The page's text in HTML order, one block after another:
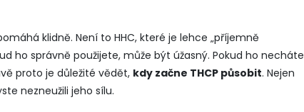
klidně. Není to HHC, které je lehce „příjemně
ho správně použijete, může být úžasný. Pokud ho necháte
proto je důležité vědět, kdy začne THCP působit. Nejen
nezneužili jeho sílu.